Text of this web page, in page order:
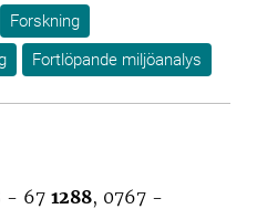
Forskning
Fortlöpande miljöanalys
- 67 1288, 0767 -